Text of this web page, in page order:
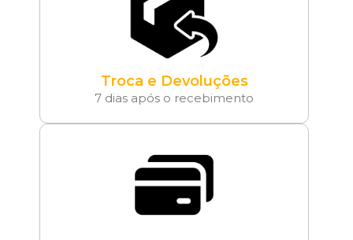
Troca e Devoluções
7 dias após o recebimento